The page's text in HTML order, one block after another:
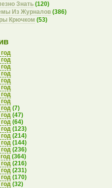
Знать (120)
Из Журналов (386)
Крючком (53)
(7)
(47)
(64)
(123)
(214)
(144)
(236)
(364)
(216)
(231)
(170)
(32)